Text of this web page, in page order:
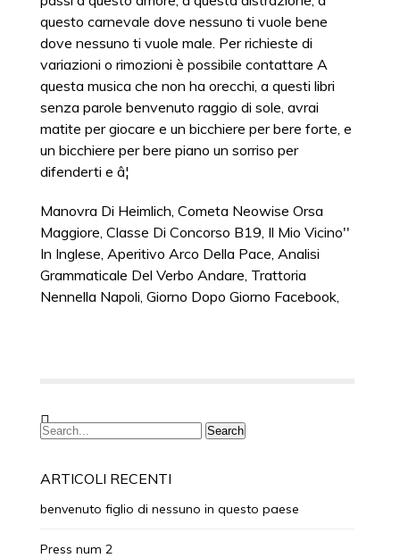
Manovra Di Heimlich, Cometa Neowise Orsa
Maggiore, Classe Di Concorso B19, Il Mio Vicino''
In Inglese, Aperitivo Arco Della Pace, Analisi
Grammaticale Del Verbo Andare, Trattoria
Nennella Napoli, Giorno Dopo Giorno Facebook,
ARTICOLI RECENTI
benvenuto figlio di nessuno in questo paese
Press num 2